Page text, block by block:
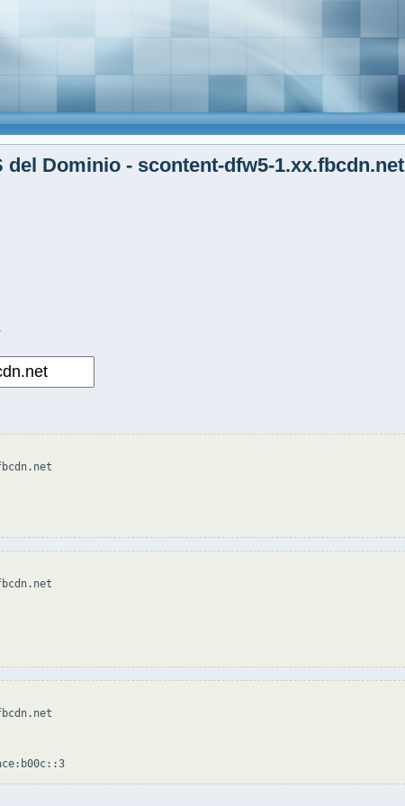
del Dominio - scontent-dfw5-1.xx.fbcdn.net
ipv6: 2a03:2880:f36d:80:face:b00c::3